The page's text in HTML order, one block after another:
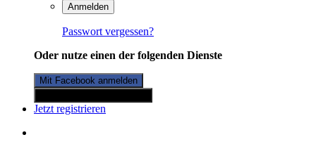
Anmelden
Passwort vergessen?
Oder nutze einen der folgenden Dienste
Mit Facebook anmelden
Jetzt registrieren